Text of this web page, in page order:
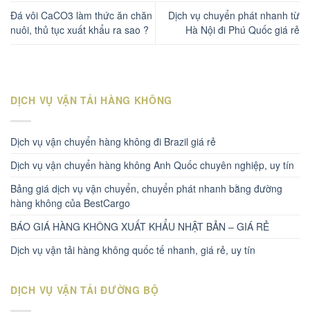
Đá vôi CaCO3 làm thức ăn chăn
nuôi, thủ tục xuất khẩu ra sao ?
Dịch vụ chuyển phát nhanh từ
Hà Nội đi Phú Quốc giá rẻ
DỊCH VỤ VẬN TẢI HÀNG KHÔNG
Dịch vụ vận chuyển hàng không đi Brazil giá rẻ
Dịch vụ vận chuyển hàng không Anh Quốc chuyên nghiệp, uy tín
Bảng giá dịch vụ vận chuyển, chuyển phát nhanh bằng đường
hàng không của BestCargo
BÁO GIÁ HÀNG KHÔNG XUẤT KHẨU NHẬT BẢN – GIÁ RẺ
Dịch vụ vận tải hàng không quốc tế nhanh, giá rẻ, uy tín
DỊCH VỤ VẬN TẢI ĐƯỜNG BỘ